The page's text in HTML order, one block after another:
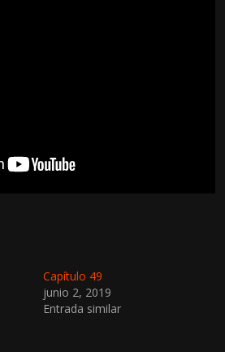
Capítulo 49
junio 2, 2019
Entrada similar